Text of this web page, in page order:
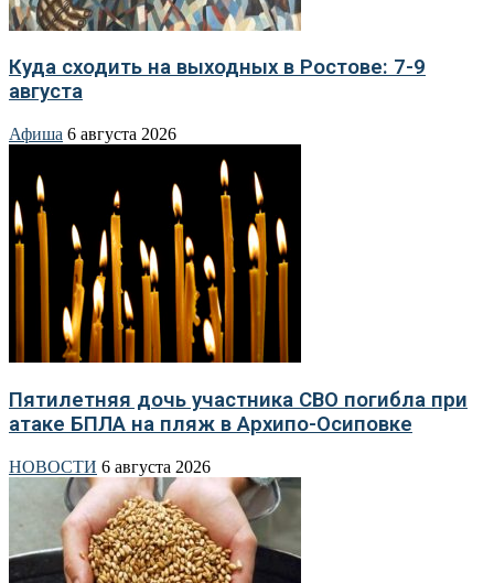
Куда сходить на выходных в Ростове: 7-9
августа
Афиша 6 августа 2026
Пятилетняя дочь участника СВО погибла при
атаке БПЛА на пляж в Архипо-Осиповке
НОВОСТИ 6 августа 2026